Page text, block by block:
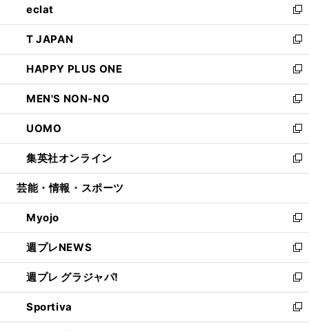
く
で
開
く
ド
ウ
で
開
く
ィ
ン
ド
ウ
で
開
く
い
ウ
ィ
ン
ド
ウ
で
開
く
eclat
新
し
い
ウ
ィ
ン
ド
ウ
で
開
く
T JAPAN
新
し
い
ウ
ィ
ン
ド
ウ
で
開
HAPPY PLUS ONE
新
し
い
ウ
ィ
ン
ド
ウ
開
く
MEN'S NON-NO
新
し
い
ウ
ィ
ン
ウ
で
開
く
UOMO
新
し
い
ウ
ン
ド
ウ
で
開
く
集英社オンライン
新
し
ウ
ィ
ン
ド
ウ
で
開
く
芸能・情報・スポーツ
Myojo
新
し
い
ウ
ィ
ン
ド
ウ
週プレNEWS
新
し
い
ウ
ィ
ン
週プレ グラジャパ!
新
し
い
ウ
Sportiva
新
し